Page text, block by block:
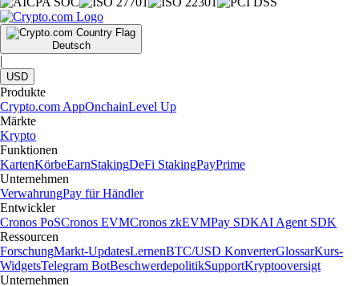
Deutsch
|
USD
Produkte
Crypto.com AppOnchainLevel Up
Märkte
Krypto
Funktionen
KartenKörbeEarnStakingDeFi StakingPayPrime
Unternehmen
VerwahrungPay für Händler
Entwickler
Cronos PoSCronos EVMCronos zkEVMPay SDKAI Agent SDK
Ressourcen
ForschungMarkt-UpdatesLernenBTC/USD KonverterGlossarKurs-
WidgetsTelegram BotBeschwerdepolitikSupportKryptooversigt
Unternehmen